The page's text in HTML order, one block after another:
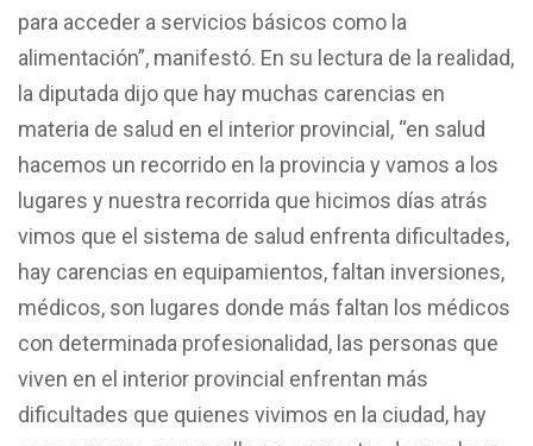
para acceder a servicios básicos como la
alimentación”, manifestó. En su lectura de la realidad,
la diputada dijo que hay muchas carencias en
materia de salud en el interior provincial, “en salud
hacemos un recorrido en la provincia y vamos a los
lugares y nuestra recorrida que hicimos días atrás
vimos que el sistema de salud enfrenta dificultades,
hay carencias en equipamientos, faltan inversiones,
médicos, son lugares donde más faltan los médicos
con determinada profesionalidad, las personas que
viven en el interior provincial enfrentan más
dificultades que quienes vivimos en la ciudad, hay